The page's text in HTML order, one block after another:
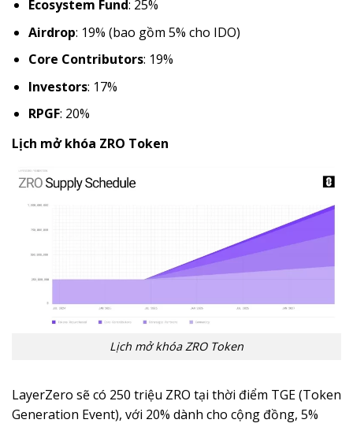
Ecosystem Fund: 25%
Airdrop: 19% (bao gồm 5% cho IDO)
Core Contributors: 19%
Investors: 17%
RPGF: 20%
Lịch mở khóa ZRO Token
Lịch mở khóa ZRO Token
LayerZero sẽ có 250 triệu ZRO tại thời điểm TGE (Token
Generation Event), với 20% dành cho cộng đồng, 5%